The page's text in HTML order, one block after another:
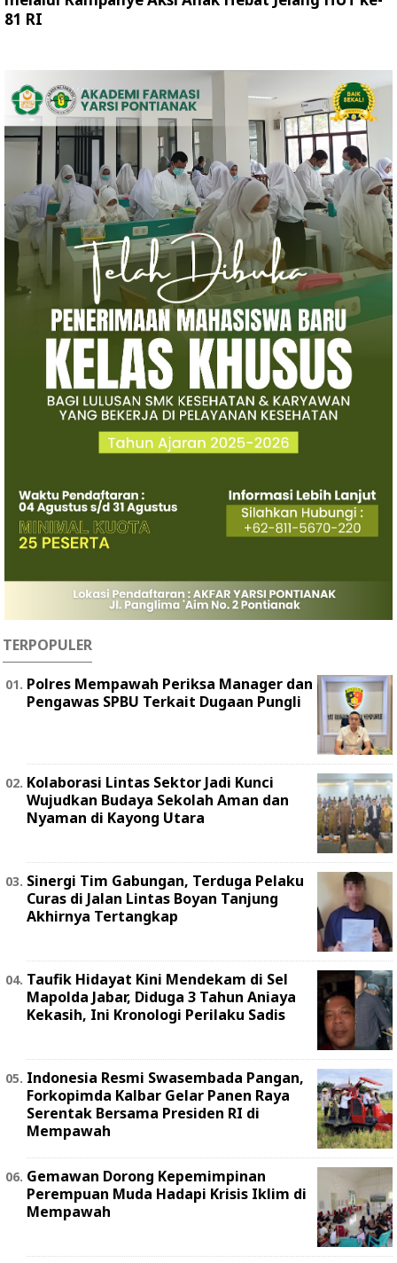
81 RI
TERPOPULER
Polres Mempawah Periksa Manager dan
Pengawas SPBU Terkait Dugaan Pungli
Kolaborasi Lintas Sektor Jadi Kunci
Wujudkan Budaya Sekolah Aman dan
Nyaman di Kayong Utara
Sinergi Tim Gabungan, Terduga Pelaku
Curas di Jalan Lintas Boyan Tanjung
Akhirnya Tertangkap
Taufik Hidayat Kini Mendekam di Sel
Mapolda Jabar, Diduga 3 Tahun Aniaya
Kekasih, Ini Kronologi Perilaku Sadis
Indonesia Resmi Swasembada Pangan,
Forkopimda Kalbar Gelar Panen Raya
Serentak Bersama Presiden RI di
Mempawah
Gemawan Dorong Kepemimpinan
Perempuan Muda Hadapi Krisis Iklim di
Mempawah